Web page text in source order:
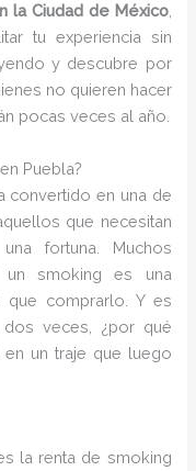
la Ciudad de México,
tu experiencia sin
y descubre por
no quieren hacer
pocas veces al año.
Puebla?
convertido en una de
que necesitan
fortuna. Muchos
un smoking es una
que comprarlo. Y es
veces, ¿por qué
un traje que luego
la renta de smoking